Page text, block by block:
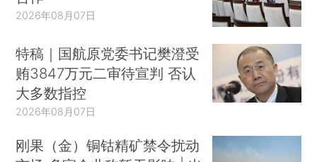
2026年08月07日
特稿｜国航原党委书记樊澄受
贿3847万元二审待宣判 否认
大多数指控
2026年08月07日
刚果（金）铜钴精矿禁令扰动